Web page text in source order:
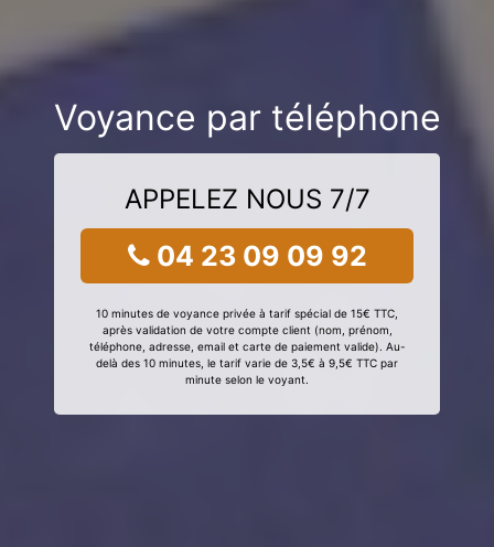
Voyance par téléphone
APPELEZ NOUS 7/7
04 23 09 09 92
10 minutes de voyance privée à tarif spécial de 15€ TTC,
après validation de votre compte client (nom, prénom,
téléphone, adresse, email et carte de paiement valide). Au-
delà des 10 minutes, le tarif varie de 3,5€ à 9,5€ TTC par
minute selon le voyant.